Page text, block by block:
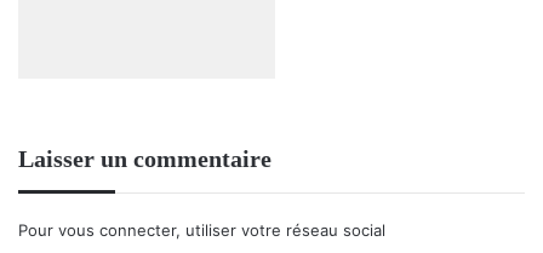
Laisser un commentaire
Pour vous connecter, utiliser votre réseau social